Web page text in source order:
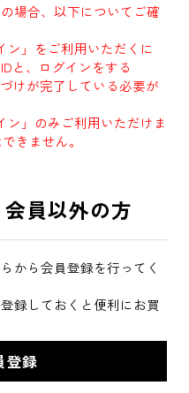
場合、以下についてご確
ン」をご利用いただくに
と、ログインをする
けが完了している必要が
ン」のみご利用いただけま
きません。
員以外の方
から会員登録を行ってく
録しておくと便利にお買